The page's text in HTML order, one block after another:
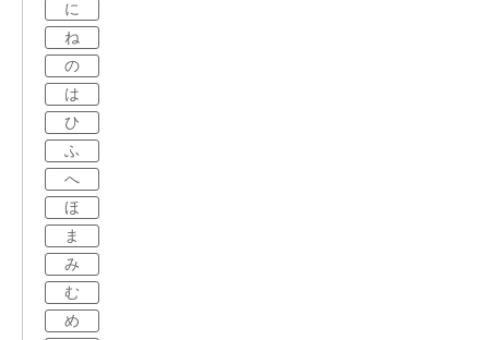
に
ね
の
は
ひ
ふ
へ
ほ
ま
み
む
め